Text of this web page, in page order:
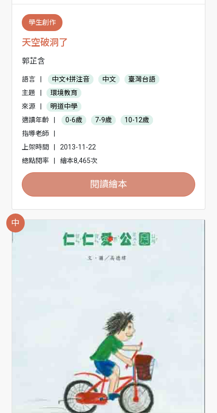
學生創作
天空破洞了
郭芷含
語言 中文+拼注音 中文
臺灣台語
主題
環境教育
來源
明道中學
適讀年齡
0-6歲 7-9歲
10-12歲
指導老師
上架時間
2013-11-22
總點閱率
繪本8,465次
閱讀繪本
中